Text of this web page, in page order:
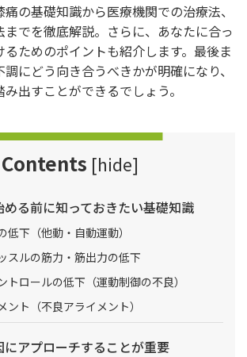
の基礎知識から医療機関での治療法、
までを徹底解説。さらに、あなたに合っ
るためのポイントも紹介します。最後ま
にどう向き合うべきかが明確になり、
み出すことができるでしょう。
Contents [hide]
る前に知っておきたい基礎知識
低下（他動・自動運動）
スルの筋力・筋出力の低下
トロールの低下（運動制御の不良）
ント（不良アライメント）
アプローチすることが重要